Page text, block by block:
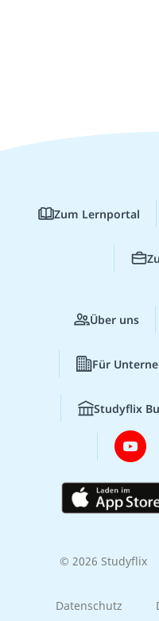
Zum Lernportal
Über uns
Für
Studyflix
© 2026 Studyflix
Datenschutz